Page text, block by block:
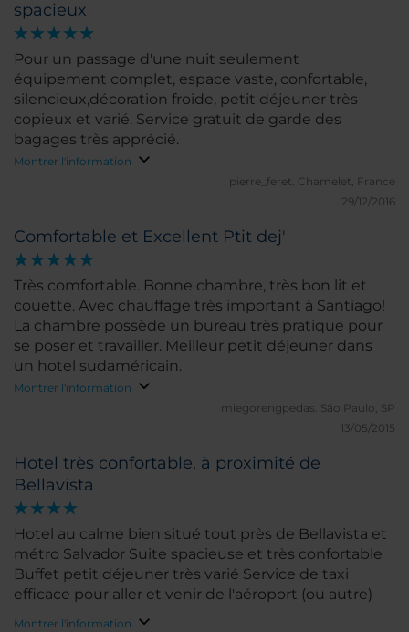
spacieux
Pour un passage d'une nuit seulement
équipement complet, espace vaste, confortable,
silencieux,décoration froide, petit déjeuner très
copieux et varié. Service gratuit de garde des
bagages très apprécié.
Montrer l'information
pierre_feret. Chamelet, France
29/12/2016
Comfortable et Excellent Ptit dej'
Très comfortable. Bonne chambre, très bon lit et
couette. Avec chauffage très important à Santiago!
La chambre possède un bureau très pratique pour
se poser et travailler. Meilleur petit déjeuner dans
un hotel sudaméricain.
Montrer l'information
miegorengpedas. São Paulo, SP
13/05/2015
Hotel très confortable, à proximité de
Bellavista
Hotel au calme bien situé tout près de Bellavista et
métro Salvador Suite spacieuse et très confortable
Buffet petit déjeuner très varié Service de taxi
efficace pour aller et venir de l'aéroport (ou autre)
Montrer l'information